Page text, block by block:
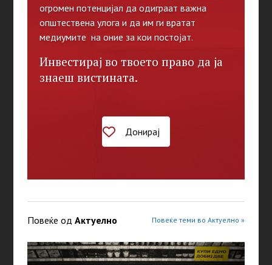
огромен потенцијал да одиграат важна
општествена улога и да им ги вратат
медиумите на оние за кои постојат.
Инвестирај во твоето право да ја
знаеш вистината.
Донирај
Повеќе од Актуелно Повеќе теми во Актуелно »